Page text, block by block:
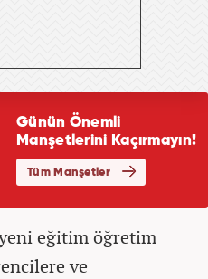
eğitim öğretim
ve